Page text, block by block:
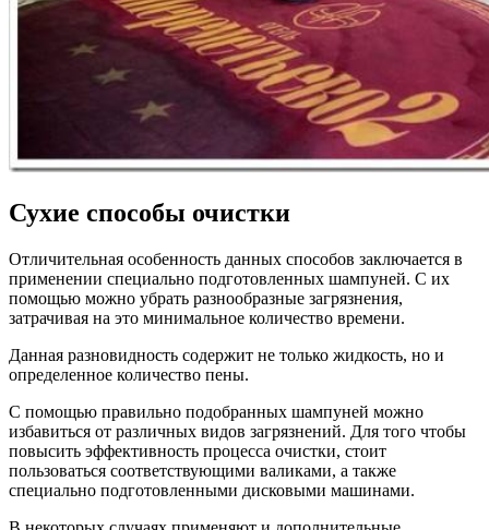
Сухие способы очистки
Отличительная особенность данных способов заключается в
применении специально подготовленных шампуней. С их
помощью можно убрать разнообразные загрязнения,
затрачивая на это минимальное количество времени.
Данная разновидность содержит не только жидкость, но и
определенное количество пены.
С помощью правильно подобранных шампуней можно
избавиться от различных видов загрязнений. Для того чтобы
повысить эффективность процесса очистки, стоит
пользоваться соответствующими валиками, а также
специально подготовленными дисковыми машинами.